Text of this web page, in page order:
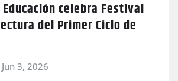
celebra Festival
del Primer Ciclo de
Jun 3, 2026